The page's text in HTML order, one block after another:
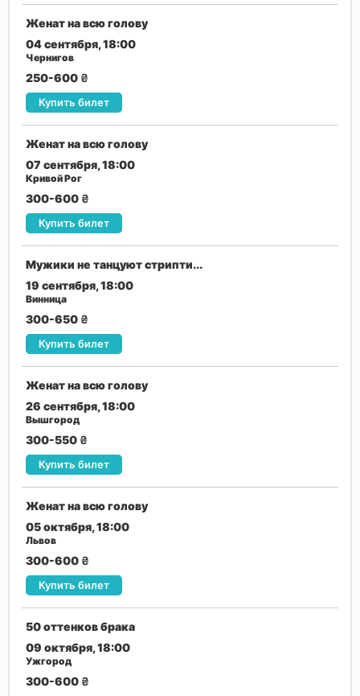
Женат на всю голову
04 сентября, 18:00
Чернигов
250-600 ₴
Купить билет
Женат на всю голову
07 сентября, 18:00
Кривой Рог
300-600 ₴
Купить билет
Мужики не танцуют стрипти...
19 сентября, 18:00
Винница
300-650 ₴
Купить билет
Женат на всю голову
26 сентября, 18:00
Вышгород
300-550 ₴
Купить билет
Женат на всю голову
05 октября, 18:00
Львов
300-600 ₴
Купить билет
50 оттенков брака
09 октября, 18:00
Ужгород
300-600 ₴